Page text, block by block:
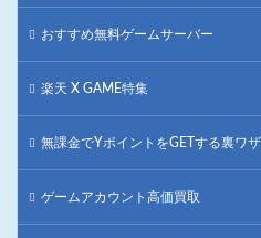
おすすめ無料ゲームサーバー
楽天 X GAME特集
無課金でYポイントをGETする裏ワザ
ゲームアカウント高価買取